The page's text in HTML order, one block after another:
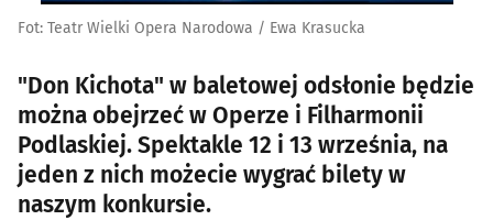
Fot: Teatr Wielki Opera Narodowa / Ewa Krasucka
"Don Kichota" w baletowej odsłonie będzie
można obejrzeć w Operze i Filharmonii
Podlaskiej. Spektakle 12 i 13 września, na
jeden z nich możecie wygrać bilety w
naszym konkursie.